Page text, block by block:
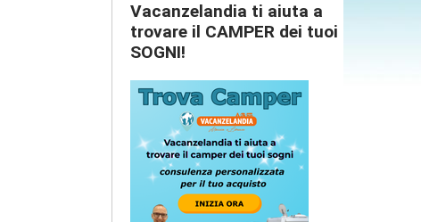
Vacanzelandia ti aiuta a
trovare il CAMPER dei tuoi
SOGNI!